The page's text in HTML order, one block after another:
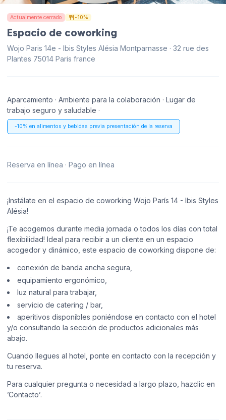
Actualmente cerrado -10%
Espacio de coworking
Wojo Paris 14e - Ibis Styles Alésia Montparnasse · 32 rue des
Plantes 75014 Paris france
Aparcamiento · Ambiente para la colaboración · Lugar de
trabajo seguro y saludable ·
-10% en alimentos y bebidas previa presentación de la reserva
Reserva en línea · Pago en línea
¡Instálate en el espacio de coworking Wojo París 14 - Ibis Styles
Alésia!
¡Te acogemos durante media jornada o todos los días con total
flexibilidad! Ideal para recibir a un cliente en un espacio
acogedor y dinámico, este espacio de coworking dispone de:
conexión de banda ancha segura,
equipamiento ergonómico,
luz natural para trabajar,
servicio de catering / bar,
aperitivos disponibles poniéndose en contacto con el hotel
y/o consultando la sección de productos adicionales más
abajo.
Cuando llegues al hotel, ponte en contacto con la recepción y
tu reserva.
Para cualquier pregunta o necesidad a largo plazo, hazclic en
’Contacto’.